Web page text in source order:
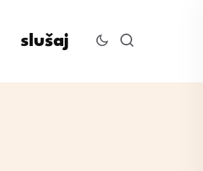
slušaj